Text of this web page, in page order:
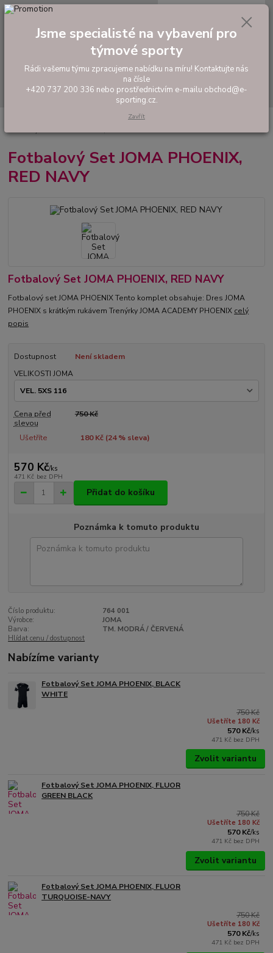
Hledat
tel: +420 737 200 336
0,00 Kč
Tréninkové oblečení
Fotbalový Set JOMA PHOENIX, RED NAVY
Fotbalový Set JOMA PHOENIX,
RED NAVY
Fotbalový Set JOMA PHOENIX, RED NAVY
Fotbalový set JOMA PHOENIX Tento komplet obsahuje: Dres JOMA
PHOENIX s krátkým rukávem Trenýrky JOMA ACADEMY PHOENIX celý
popis
Dostupnost
Není skladem
VELIKOSTI JOMA
Cena před
slevou
750 Kč
Ušetříte 180 Kč (24% sleva)
570 Kč/ks
471 Kč bez DPH
Přidat do košíku
Poznámka k tomuto produktu
Číslo produktu:
764 001
Výrobce:
JOMA
Barva:
TM. MODRÁ / ČERVENÁ
Hlídat cenu / dostupnost
Nabízíme varianty
Fotbalový Set JOMA PHOENIX, BLACK
WHITE
750 Kč
Ušetříte 180 Kč
570 Kč/ks
471 Kč bez DPH
Zvolit variantu
Fotbalový Set JOMA PHOENIX, FLUOR
GREEN BLACK
750 Kč
Ušetříte 180 Kč
570 Kč/ks
471 Kč bez DPH
Zvolit variantu
Fotbalový Set JOMA PHOENIX, FLUOR
TURQUOISE-NAVY
750 Kč
Ušetříte 180 Kč
570 Kč/ks
471 Kč bez DPH
Jsme specialisté na vybavení pro
týmové sporty
Rádi vašemu týmu zpracujeme nabídku na míru! Kontaktujte nás
na čísle
+420 737 200 336 nebo prostřednictvím e-mailu obchod@e-
sporting.cz.
Zavřít